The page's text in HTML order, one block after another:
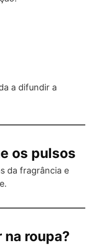
a difundir a
os pulsos
da fragrância e
na roupa?